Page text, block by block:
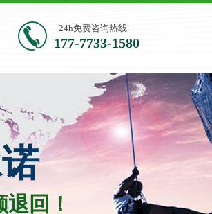
24h免费咨询热线
177-7733-1580​
回！​